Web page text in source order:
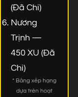
(Đã Chi)
Nương
Trịnh —
450 XU (Đã
Chi)
* Bảng xếp hạng
dựa trên hoạt